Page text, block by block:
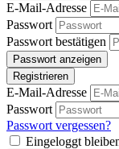
E-Mail-Adresse
Passwort
Passwort bestätigen
Passwort anzeigen
Registrieren
E-Mail-Adresse
Passwort
Passwort vergessen?
Eingeloggt